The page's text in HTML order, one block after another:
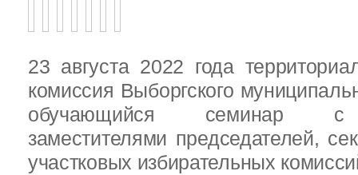
23 августа 2022 года
комиссия Выборгского
обучающийся семинар с
заместителями председателей,
участковых избирательных